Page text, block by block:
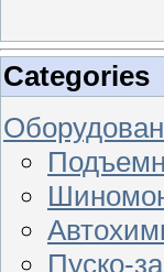
Categories
Пуско-